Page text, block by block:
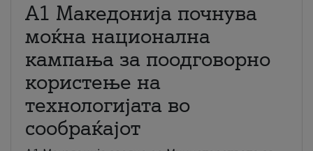
A1 Македонија почнува
моќна национална
кампања за поодговорно
користење на
технологијата во
сообраќајот